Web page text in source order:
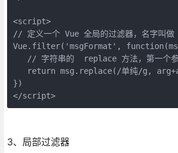
<script>
// 定义一个 Vue 全局的过滤器，名字叫
Vue.filter('msgFormat',
// 字符串的  replace 方法，第一个
return msg.replace(/单纯/g,
})
</script>
3、局部过滤器